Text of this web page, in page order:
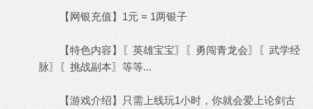
【网银充值】1元 = 1两银子
【特色内容】〖英雄宝宝〗〖勇闯青龙会〗〖武学经
脉〗〖挑战副本〗等等...
【游戏介绍】只需上线玩1小时，你就会爱上论剑古